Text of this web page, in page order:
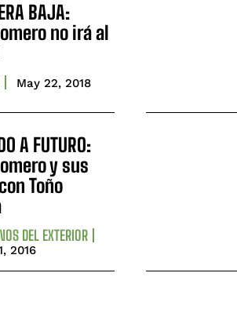
BAJA:
no irá al
May 22, 2018
A FUTURO:
y sus
Toño
DEL EXTERIOR
2016